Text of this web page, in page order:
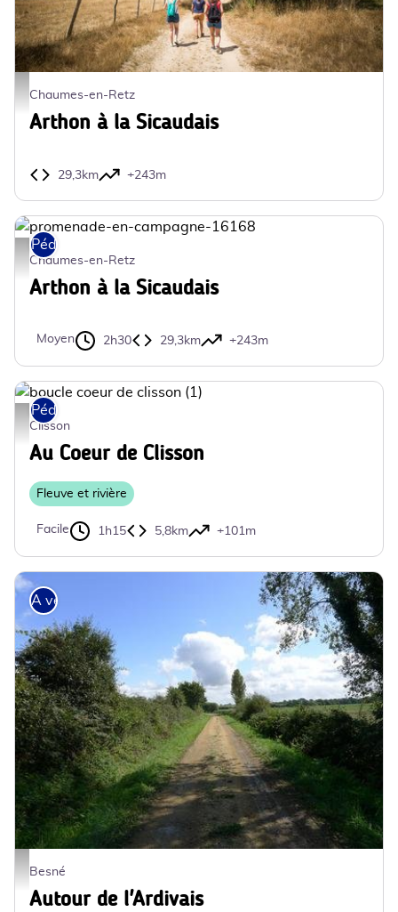
promenade-en-campagne-16168 - Mélanie Chaigneau
Chaumes-en-Retz
Arthon à la Sicaudais
29,3km +243m
promenade-en-campagne-16168 - Mélanie Chaigneau
Pédestre
Chaumes-en-Retz
Arthon à la Sicaudais
Moyen 2h30 29,3km +243m
boucle coeur de clisson (1) - ©Peggy GASTINEAU
Pédestre
Clisson
Au Coeur de Clisson
Fleuve et rivière
Facile 1h15 5,8km +101m
Autour de l'Ardivais_Donges_Revin - ©SaintNazaireAgglo
A vélo
Besné
Autour de l'Ardivais